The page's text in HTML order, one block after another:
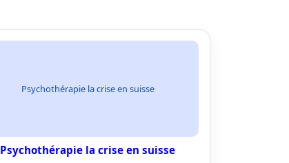
Psychothérapie la crise en suisse
Psychothérapie la crise en suisse